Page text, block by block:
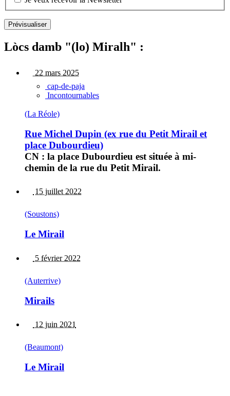
Lòcs damb "(lo) Miralh" :
22 mars 2025
cap-de-paja
Incontournables
(La Réole)
Rue Michel Dupin (ex rue du Petit Mirail et
place Dubourdieu)
CN : la place Dubourdieu est située à mi-
chemin de la rue du Petit Mirail.
15 juillet 2022
(Soustons)
Le Mirail
5 février 2022
(Auterrive)
Mirails
12 juin 2021
(Beaumont)
Le Mirail